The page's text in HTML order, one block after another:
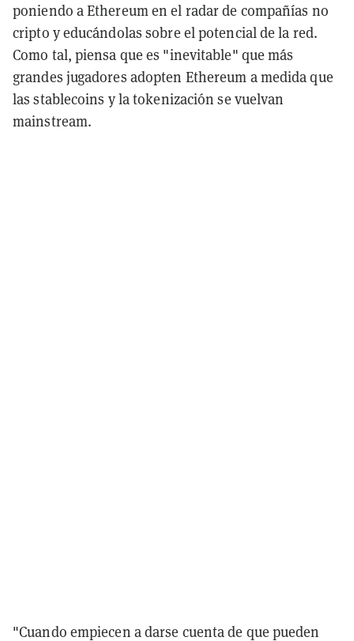
poniendo a Ethereum en el radar de compañías no
cripto y educándolas sobre el potencial de la red.
Como tal, piensa que es "inevitable" que más
grandes jugadores adopten Ethereum a medida que
las stablecoins y la tokenización se vuelvan
mainstream.
"Cuando empiecen a darse cuenta de que pueden